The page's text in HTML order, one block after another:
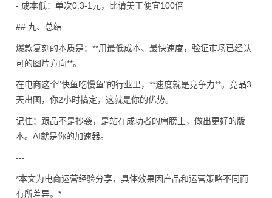
- 成本低：单次0.3-1元，比请美工便宜100倍
## 九、总结
爆款复刻的本质是：**用最低成本、最快速度，验证市场已经认
可的图片方向**。
在电商这个"快鱼吃慢鱼"的行业里，**速度就是竞争力**。竞品3
天出图，你2小时搞定，这就是你的优势。
记住：跟品不是抄袭，是站在成功者的肩膀上，做出更好的版
本。AI就是你的加速器。
---
*本文为电商运营经验分享，具体效果因产品和运营策略不同而
有所差异。*